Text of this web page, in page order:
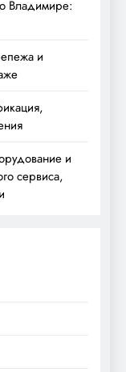
Владимире:
и
и
сервиса,